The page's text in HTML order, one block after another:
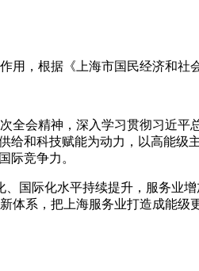
，根据《上海市国民经济和社
会精神，深入学习贯彻习近
和科技赋能为动力，以高能
际竞争力。
国际化水平持续提升，服务业
系，把上海服务业打造成能级